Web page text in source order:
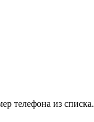
телефона из списка.